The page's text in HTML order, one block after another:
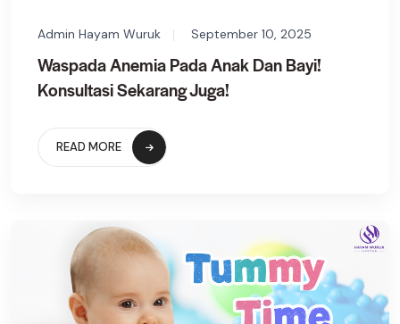
Admin Hayam Wuruk September 10, 2025
Waspada Anemia Pada Anak Dan Bayi!
Konsultasi Sekarang Juga!
READ MORE